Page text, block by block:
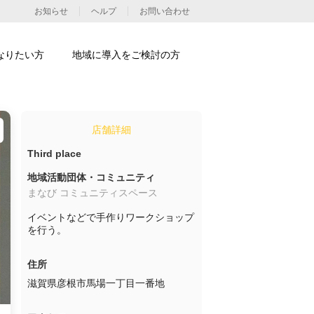
店舗詳細
Third place
地域活動団体・コミュニティ
まなび コミュニティスペース
イベントなどで手作りワークショップ
を行う。
住所
滋賀県彦根市馬場一丁目一番地
お知らせ ヘルプ お問い合わせ
りたい方 地域に導入をご検討の方